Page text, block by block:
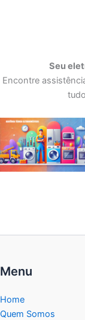
Seu
Encontre
Menu
Home
Quem Somos